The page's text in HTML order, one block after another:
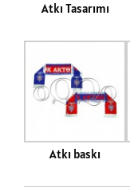
Atkı Tasarımı
Atkı baskı